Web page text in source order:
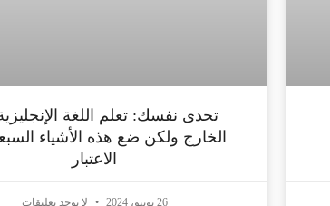
تحدى نفسك: تعلم اللغة
الخارج ولكن ضع هذه الأشياء
الاعتبار
26 يونيو، 2024 لا توجد تعليقات